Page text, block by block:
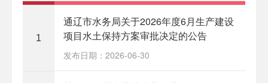
1
通辽市水务局关于2026年度6月生产建设
项目水土保持方案审批决定的公告
发布日期：2026-06-30